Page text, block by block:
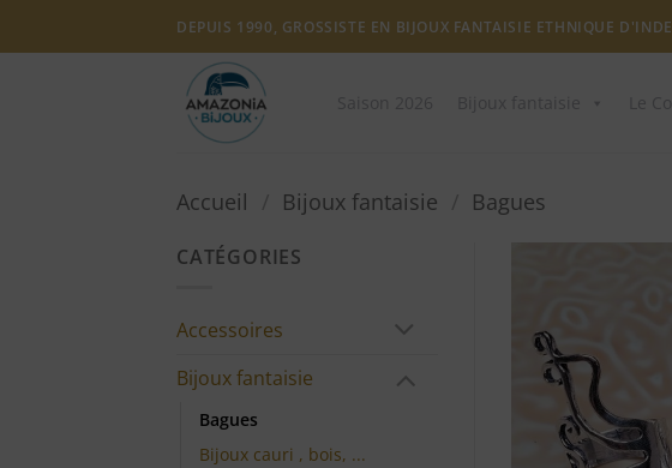
DEPUIS 1990, GROSSISTE EN BIJOUX FANTAISIE ETHNIQUE D'INDE
Accueil Bijoux fantaisie Bagues
CATÉGORIES
Accessoires
Bijoux fantaisie
Bagues
Bijoux cauri , bois, ...